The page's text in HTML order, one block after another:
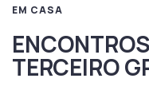
EM CASA
TERCEIRO